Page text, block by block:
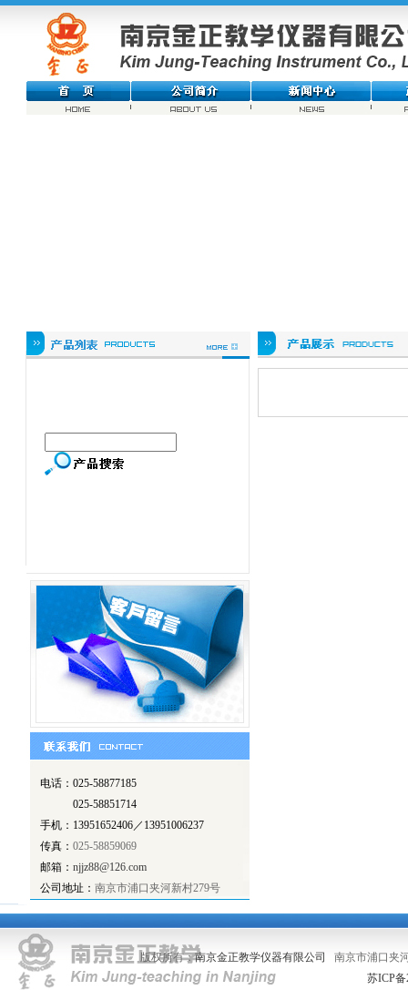
电话：025-58877185
025-58851714
手机：13951652406／13951006237
传真： 025-58859069
邮箱： njjz88@126.com
公司地址： 南京市浦口夹河新村279号
版权所有：南京金正教学仪器有限公司
南京市浦口夹
苏ICP备